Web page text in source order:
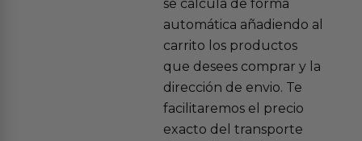
se calcula de forma
automática añadiendo al
carrito los productos
que desees comprar y la
dirección de envio. Te
facilitaremos el precio
exacto del transporte